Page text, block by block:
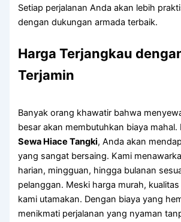
Setiap perjalanan Anda akan lebih
dengan dukungan armada terbaik.
Harga Terjangkau
Terjamin
Banyak orang khawatir bahwa
besar akan membutuhkan biaya mahal.
Sewa Hiace Tangki, Anda akan
yang sangat bersaing. Kami
harian, mingguan, hingga bulanan
pelanggan. Meski harga murah,
kami utamakan. Dengan biaya yang
menikmati perjalanan yang nyaman